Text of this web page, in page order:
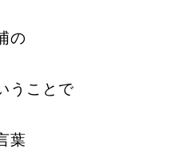
の
うことで
葉